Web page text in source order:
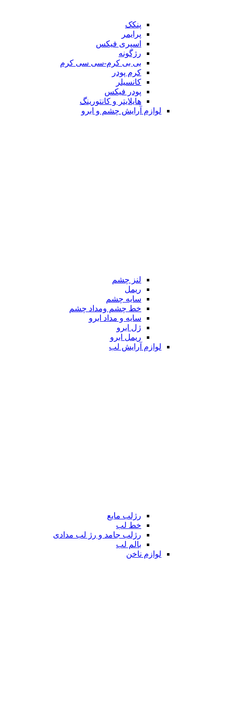
پنکک
پرایمر
اسپری فیکس
رژگونه
بی بی کرم-سی سی کرم
کرم پودر
کانسیلر
پودر فیکس
هایلایتر و کانتورینگ
لوازم آرایش چشم و ابرو
لنز چشم
ریمل
سایه چشم
خط چشم ومداد چشم
سایه و مداد ابرو
ژل ابرو
ریمل ابرو
لوازم آرایش لب
رژلب مایع
خط لب
رژلب جامد و رژ لب مدادی
بالم لب
لوازم ناخن